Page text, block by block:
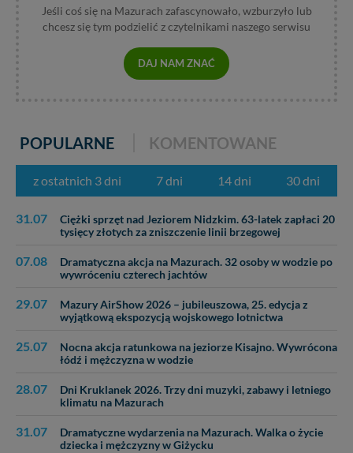
Jeśli coś się na Mazurach zafascynowało, wzburzyło lub
chcesz się tym podzielić z czytelnikami naszego serwisu
DAJ NAM ZNAĆ
POPULARNE KOMENTOWANE
z ostatnich 3 dni 7 dni 14 dni 30 dni
31.07
Ciężki sprzęt nad Jeziorem Nidzkim. 63-latek zapłaci 20
tysięcy złotych za zniszczenie linii brzegowej
07.08
Dramatyczna akcja na Mazurach. 32 osoby w wodzie po
wywróceniu czterech jachtów
29.07
Mazury AirShow 2026 – jubileuszowa, 25. edycja z
wyjątkową ekspozycją wojskowego lotnictwa
25.07
Nocna akcja ratunkowa na jeziorze Kisajno. Wywrócona
łódź i mężczyzna w wodzie
28.07
Dni Kruklanek 2026. Trzy dni muzyki, zabawy i letniego
klimatu na Mazurach
31.07
Dramatyczne wydarzenia na Mazurach. Walka o życie
dziecka i mężczyzny w Giżycku
nowo...